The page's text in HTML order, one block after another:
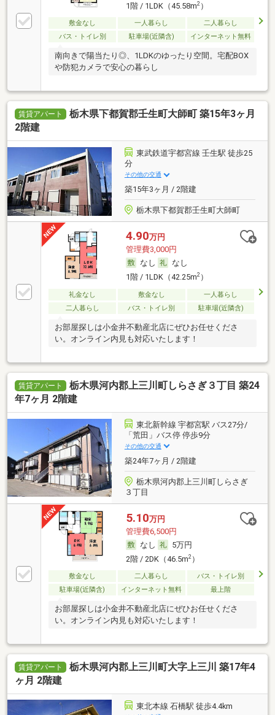
1階 / 1LDK（45.58m2）
敷金なし 一人暮らし
二人暮らし
バス・トイレ別
駐車場(近隣含) インターネット無料
南向きで陽当たり◎、1LDKのゆったり空間。宅配BOX
や防犯カメラで安心の暮らし
賃貸アパート
栃木県下都賀郡壬生町大師町 築15年3ヶ月
2階建
東武鉄道宇都宮線 壬生駅 徒歩25
分
その他の交通
築15年3ヶ月 / 2階建
栃木県下都賀郡壬生町大師町
4.90万円
管理費3,000円
なし
なし
1階 / 1LDK（42.25m2）
礼金なし 敷金なし
一人暮らし
二人暮らし
バス・トイレ別 駐車場(近隣含)
お部屋探しは小金井不動産北店にぜひお任せくださ
い。オンライン内見も対応いたします！
賃貸アパート
栃木県河内郡上三川町しらさぎ３丁目 築24
年7ヶ月 2階建
東北新幹線 宇都宮駅 バス27分/
「荒田」バス停 停歩9分
その他の交通
築24年7ヶ月 / 2階建
栃木県河内郡上三川町しらさぎ
３丁目
5.10万円
管理費6,500円
なし
5万円
2階 / 2DK（46.5m2）
敷金なし 二人暮らし
バス・トイレ別
駐車場(近隣含)
インターネット無料 最上階
お部屋探しは小金井不動産北店にぜひお任せくださ
い。オンライン内見も対応いたします！
賃貸アパート
栃木県河内郡上三川町大字上三川 築17年4
ヶ月 2階建
東北本線 石橋駅 徒歩4.4km